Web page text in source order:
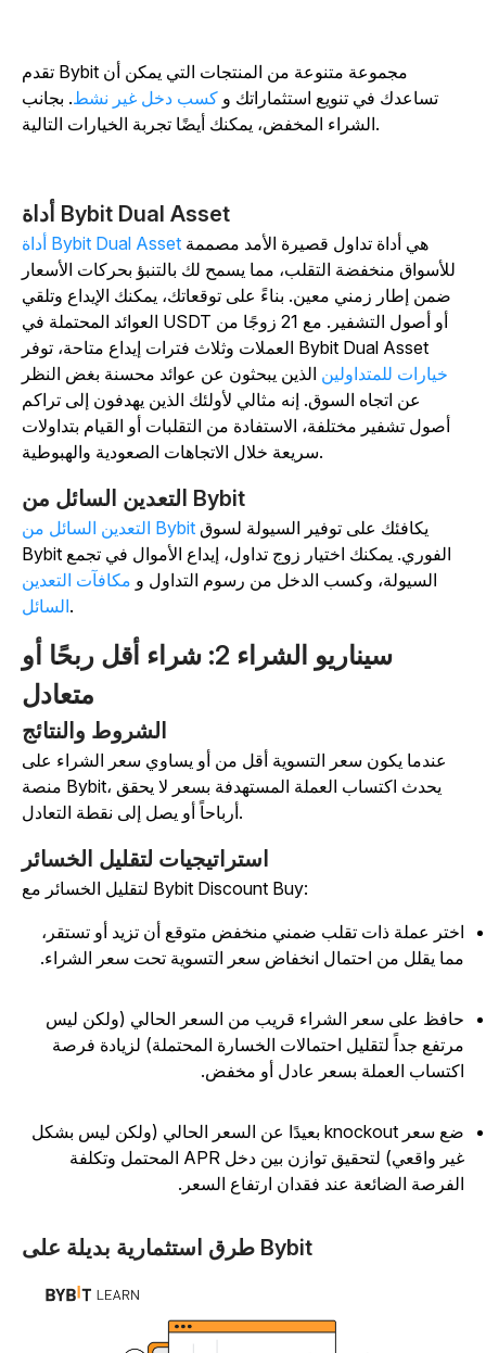
تقدم Bybit مجموعة متنوعة من المنتجات التي يمكن أن
تساعدك في تنويع استثماراتك وكسب دخل غير نشط. بجانب
أداة Bybit Dual Asset
أداة Bybit Dual Assetهي أداة تداول قصيرة الأمد مصممة
للأسواق منخفضة التقلب، مما يسمح لك بالتنبؤ بحركات الأسعار
ضمن إطار زمني معين. بناءً على توقعاتك، يمكنك الإيداع وتلقي
العوائد المحتملة في USDT أو أصول التشفير. مع 21 زوجًا من
العملات وثلاث فترات إيداع متاحة، توفر Bybit Dual Asset
خيارات للمتداولينالذين يبحثون عن عوائد محسنة بغض النظر
عن اتجاه السوق. إنه مثالي لأولئك الذين يهدفون إلى تراكم
أصول تشفير مختلفة، الاستفادة من التقلبات أو القيام بتداولات
التعدين السائل من Bybit
التعدين السائل من Bybitيكافئك على توفير السيولة لسوق
Bybit الفوري. يمكنك اختيار زوج تداول، إيداع الأموال في تجمع
السيولة، وكسب الدخل من رسوم التداول و مكافآت التعدين
السائل
سيناريو الشراء 2: شراء أقل ربحًا أو
متعادل
الشروط والنتائج
عندما يكون سعر التسوية أقل من أو يساوي سعر الشراء على
منصة Bybit، يحدث اكتساب العملة المستهدفة بسعر لا يحقق
استراتيجيات لتقليل الخسائر
لتقليل الخسائر مع Bybit Discount Buy:
عملة ذات تقلب ضمني منخفض متوقع أن تزيد أو تستقر،
يقلل من احتمال انخفاض سعر التسوية تحت سعر الشراء.
على سعر الشراء قريب من السعر الحالي (ولكن ليس
جداً لتقليل احتمالات الخسارة المحتملة) لزيادة فرصة
العملة بسعر عادل أو مخفض.
ضع سعر knockout بعيدًا عن السعر الحالي (ولكن ليس بشكل
غير واقعي) لتحقيق توازن بين دخل APR المحتمل وتكلفة
الضائعة عند فقدان ارتفاع السعر.
طرق استثمارية بديلة على Bybit